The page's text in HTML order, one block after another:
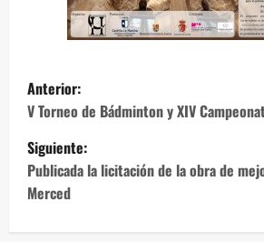
N
a
v
e
Anterior:
V Torneo de Bádminton y XIV
Siguiente:
Publicada la licitación de la obra de
Merced